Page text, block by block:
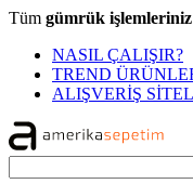
Tüm gümrük işlemleriniz
NASIL ÇALIŞIR?
TREND
ALIŞVERİŞ